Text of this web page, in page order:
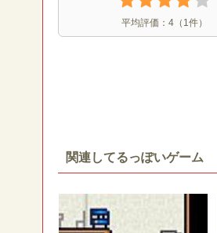
平均評価： 4 （ 1 件）
関連してるっぽいゲーム